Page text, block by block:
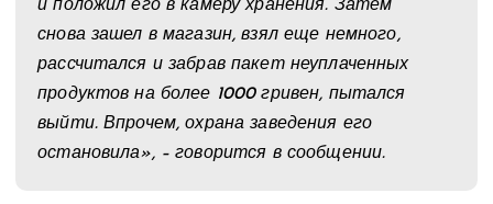
и положил его в камеру хранения. Затем
снова зашел в магазин, взял еще немного,
рассчитался и забрав пакет неуплаченных
продуктов на более 1000 гривен, пытался
выйти. Впрочем, охрана заведения его
остановила», – говорится в сообщении.